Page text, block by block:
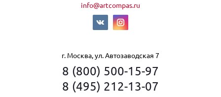
info@artcompas.ru
г. Москва, ул. Автозаводская 7
8 (800) 500-15-97
8 (495) 212-13-07